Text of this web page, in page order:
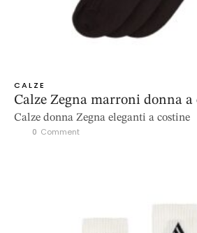
CALZE
Calze Zegna marroni donna a
Calze donna Zegna eleganti a costine
0 Comment